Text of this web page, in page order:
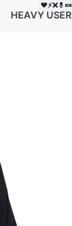
HEAVY USER
❤️⚡❌💊🍬